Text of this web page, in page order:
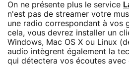
On ne présente plus le service
n'est pas de streamer votre
une radio correspondant à vos
cela, vous devrez installer un
Windows, Mac OS X ou Linux
audio intègrent également la
qui détectera vos écoutes avec